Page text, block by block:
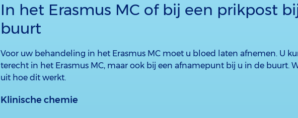
In het Erasmus MC of bij een prikpost
buurt
Voor uw behandeling in het Erasmus MC moet u bloed laten afnemen. U
terecht in het Erasmus MC, maar ook bij een afnamepunt bij u in de buurt.
uit hoe dit werkt.
Klinische chemie